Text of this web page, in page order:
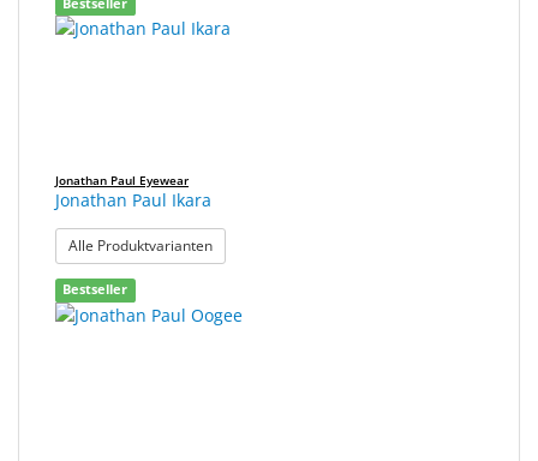
Bestseller
Jonathan Paul Eyewear
Jonathan Paul Ikara
Alle Produktvarianten: Jonathan Paul Ikara
Bestseller